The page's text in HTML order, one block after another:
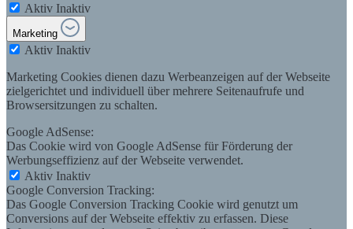
Aktiv Inaktiv
Marketing
Aktiv Inaktiv
Marketing Cookies dienen dazu Werbeanzeigen auf der Webseite
zielgerichtet und individuell über mehrere Seitenaufrufe und
Browsersitzungen zu schalten.
Google AdSense:
Das Cookie wird von Google AdSense für Förderung der
Werbungseffizienz auf der Webseite verwendet.
Aktiv Inaktiv
Google Conversion Tracking:
Das Google Conversion Tracking Cookie wird genutzt um
Conversions auf der Webseite effektiv zu erfassen. Diese